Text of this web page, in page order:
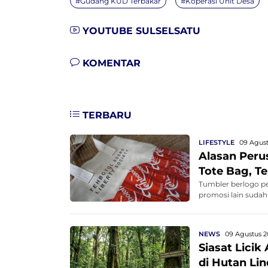
YOUTUBE SULSELSATU
KOMENTAR
TERBARU
LIFESTYLE 09
Alasan
Tote Bag,
Tumbler berlogo
promosi lain
NEWS 09 Agustus
Siasat Licik
di Hutan